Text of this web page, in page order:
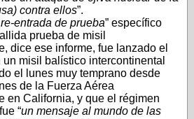
contra ellos”.
entrada de prueba” específico
prueba de misil
dice ese informe, fue lanzado el
misil balístico intercontinental
el lunes muy temprano desde
de la Fuerza Aérea
en California, y que el régimen
“un mensaje al mundo de las